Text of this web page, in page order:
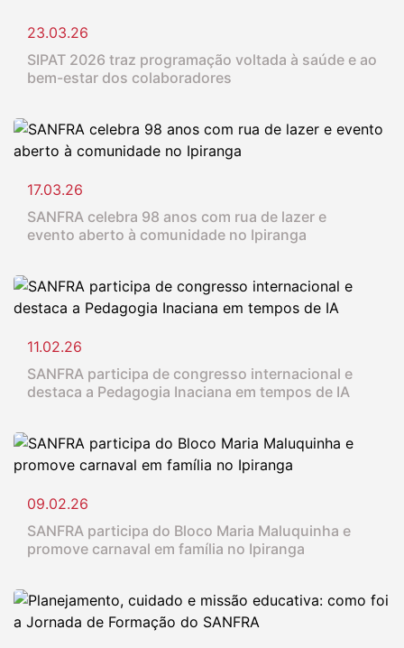
23.03.26
SIPAT 2026 traz programação voltada à saúde e ao
bem-estar dos colaboradores
17.03.26
SANFRA celebra 98 anos com rua de lazer e
evento aberto à comunidade no Ipiranga
11.02.26
SANFRA participa de congresso internacional e
destaca a Pedagogia Inaciana em tempos de IA
09.02.26
SANFRA participa do Bloco Maria Maluquinha e
promove carnaval em família no Ipiranga